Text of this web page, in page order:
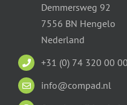
Demmersweg 92
7556 BN Hengelo
Nederland
+31 (0) 74 320 00 00
info@compad.nl